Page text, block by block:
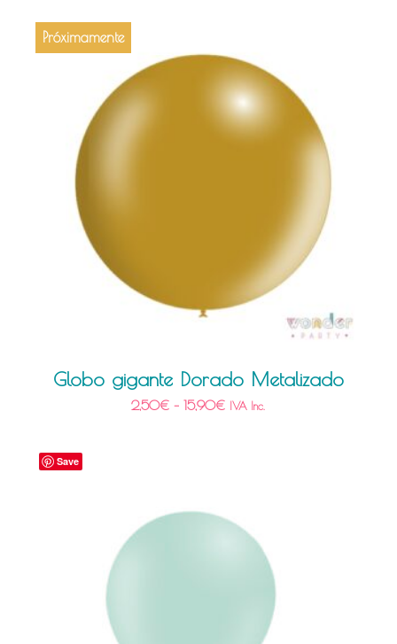
Próximamente
Globo gigante Dorado Metalizado
2,50€ –15,90€ IVA Inc.
Save